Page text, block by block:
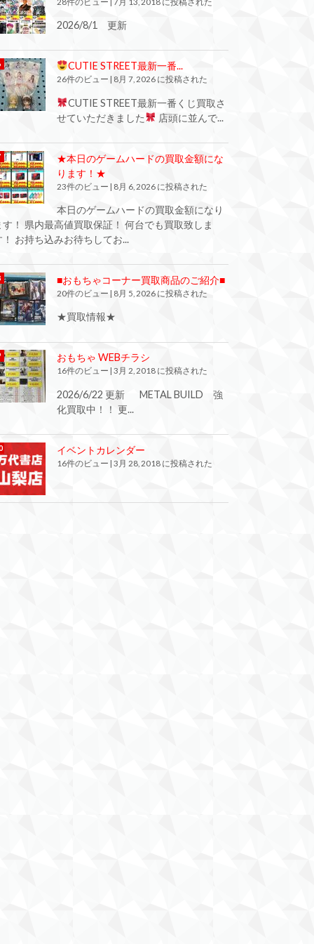
2026/8/1 更新
CUTIE STREET最新一番...
26件のビュー 8月 7, 2026 に投稿された
CUTIE STREET最新一番くじ買取さ
せていただきました
店頭に並んで...
★本日のゲームハードの買取金額にな
ります！★
23件のビュー | 8月 6, 2026 に投稿された
本日のゲームハードの買取金額になり
す！ 県内最高値買取保証！ 何台でも買取致しま
！ お持ち込みお待ちしてお...
■おもちゃコーナー買取商品のご紹介■
20件のビュー | 8月 5, 2026 に投稿された
★買取情報★
おもちゃ WEBチラシ
16件のビュー 3月 2, 2018 に投稿された
2026/6/22 更新 METAL BUILD 強
化買取中！！ 更...
イベントカレンダー
16件のビュー | 3月 28, 2018 に投稿された